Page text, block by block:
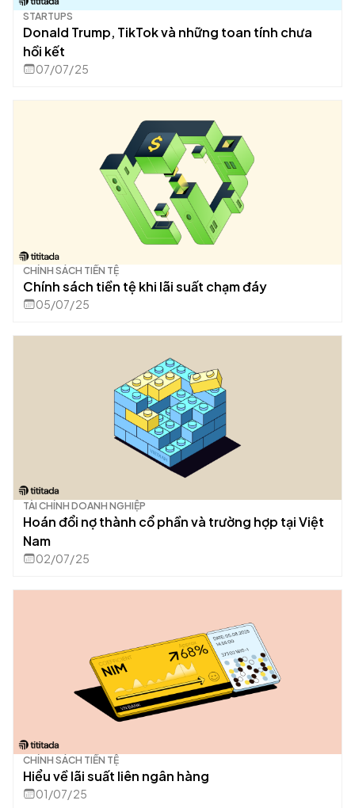
STARTUPS
Donald Trump, TikTok và những toan tính chưa
hồi kết
07/07/25
CHÍNH SÁCH TIỀN TỆ
Chính sách tiền tệ khi lãi suất chạm đáy
05/07/25
TÀI CHÍNH DOANH NGHIỆP
Hoán đổi nợ thành cổ phần và trường hợp tại Việt
Nam
02/07/25
CHÍNH SÁCH TIỀN TỆ
Hiểu về lãi suất liên ngân hàng
01/07/25